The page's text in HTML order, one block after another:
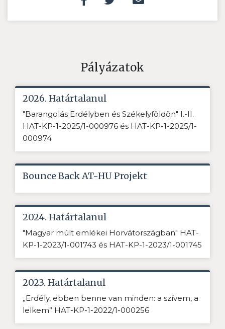
Pályázatok
2026. Határtalanul
"Barangolás Erdélyben és Székelyföldön" I.-II.
HAT-KP-1-2025/1-000976 és HAT-KP-1-2025/1-
000974
Bounce Back AT-HU Projekt
2024. Határtalanul
"Magyar múlt emlékei Horvátországban" HAT-
KP-1-2023/1-001743 és HAT-KP-1-2023/1-001745
2023. Határtalanul
„Erdély, ebben benne van minden: a szívem, a
lelkem” HAT-KP-1-2022/1-000256